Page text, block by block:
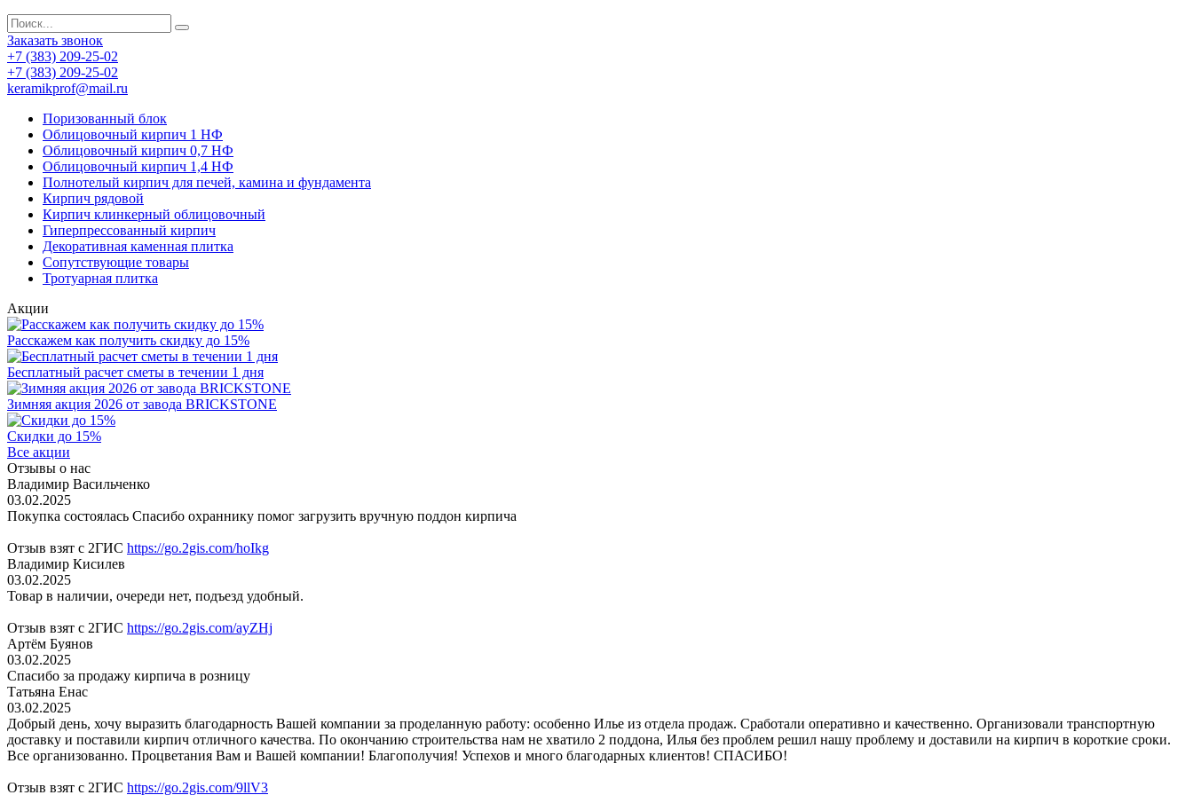
Заказать звонок
+7 (383) 209-25-02
+7 (383) 209-25-02
keramikprof@mail.ru
Поризованный блок
Облицовочный кирпич 1 НФ
Облицовочный кирпич 0,7 НФ
Облицовочный кирпич 1,4 НФ
Полнотелый кирпич для печей, камина и фундамента
Кирпич рядовой
Кирпич клинкерный облицовочный
Гиперпрессованный кирпич
Декоративная каменная плитка
Сопутствующие товары
Тротуарная плитка
Акции
Расскажем как получить скидку до 15%
Бесплатный расчет сметы в течении 1 дня
Зимняя акция 2026 от завода BRICKSTONE
Скидки до 15%
Все акции
Отзывы о нас
Владимир Васильченко
03.02.2025
Покупка состоялась Спасибо охраннику помог загрузить вручную поддон кирпича
Отзыв взят с 2ГИС https://go.2gis.com/hoIkg
Владимир Кисилев
03.02.2025
Товар в наличии, очереди нет, подъезд удобный.
Отзыв взят с 2ГИС https://go.2gis.com/ayZHj
Артём Буянов
03.02.2025
Спасибо за продажу кирпича в розницу
Татьяна Енас
03.02.2025
Добрый день, хочу выразить благодарность Вашей компании за проделанную работу: особенно Илье из отдела продаж. Сработали оперативно и качественно. Организовали транспортную
доставку и поставили кирпич отличного качества. По окончанию строительства нам не хватило 2 поддона, Илья без проблем решил нашу проблему и доставили на кирпич в короткие сроки.
Все организованно. Процветания Вам и Вашей компании! Благополучия! Успехов и много благодарных клиентов! СПАСИБО!
Отзыв взят с 2ГИС https://go.2gis.com/9llV3